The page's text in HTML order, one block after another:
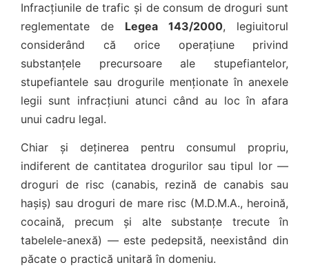
Infracțiunile de trafic și de consum de droguri sunt
reglementate de Legea 143/2000, legiuitorul
considerând că orice operațiune privind
substanțele precursoare ale stupefiantelor,
stupefiantele sau drogurile menționate în anexele
legii sunt infracțiuni atunci când au loc în afara
unui cadru legal.
Chiar și deținerea pentru consumul propriu,
indiferent de cantitatea drogurilor sau tipul lor —
droguri de risc (canabis, rezină de canabis sau
hașiș) sau droguri de mare risc (M.D.M.A., heroină,
cocaină, precum și alte substanțe trecute în
tabelele-anexă) — este pedepsită, neexistând din
păcate o practică unitară în domeniu.